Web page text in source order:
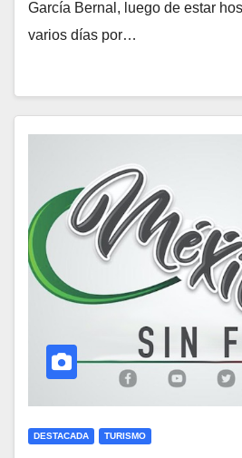
García Bernal, luego de estar
varios días por…
DESTACADA TURISMO